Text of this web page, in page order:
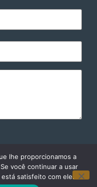
lhe proporcionamos a
você continuar a usar
satisfeito com ele.